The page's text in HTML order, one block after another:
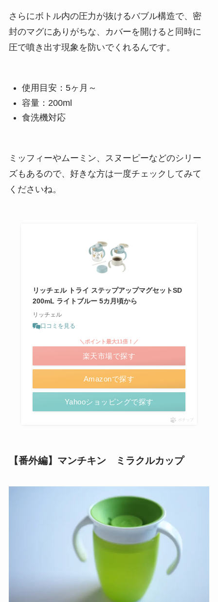
さらにボトル内の圧力が抜けるバブル構造で、密
封のマグにありがちな、カバーを開けると同時に
圧で噴き出す現象を防いでくれるんです。
使用目安：5ヶ月～
容量：200ml
食洗機対応
ミッフィーやムーミン、スヌーピーなどのシリー
ズもあるので、好きな方は一度チェックしてみて
くださいね。
リッチェル トライ ステップアップマグセットSD
200mL ライトブルー 5カ月頃から
リッチェル
口コミを見る
Amazonで探す
＼ポイント最大11倍！／
楽天市場で探す
Yahooショッピングで探す
ポチップ
【番外編】マンチキン ミラクルカップ